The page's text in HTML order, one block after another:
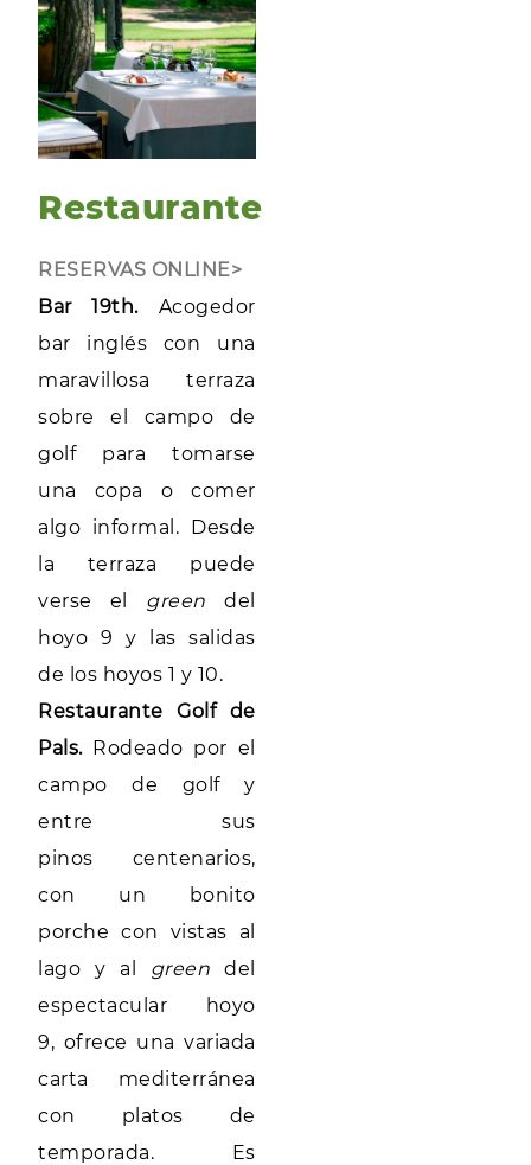
Restaurante
RESERVAS ONLINE>
Bar 19th.Acogedor
bar inglés con una
maravillosa terraza
sobre el campo de
golf para tomarse
una copa o comer
algo informal. Desde
la terraza puede
verse el green del
hoyo 9 y las salidas
de los hoyos 1 y 10.
Restaurante Golf de
Pals.Rodeado por el
campo de golf y
entre sus
pinos centenarios,
con un bonito
porche con vistas al
lago y al green del
espectacular hoyo
9, ofrece una variada
carta mediterránea
con platos de
temporada. Es